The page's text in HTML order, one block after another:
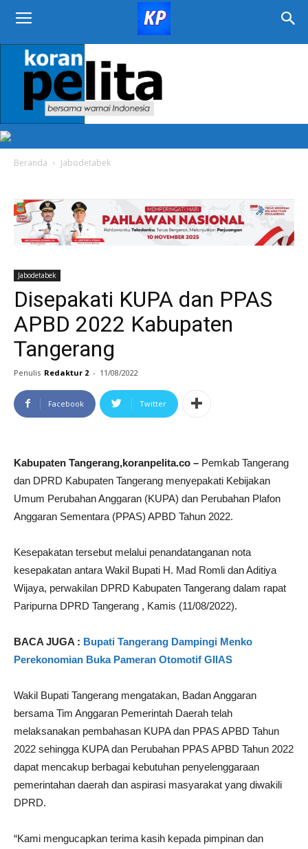
KORAN
PELITA
Beranda Jabodetabek
Jabodetabek
Disepakati KUPA dan PPAS
APBD 2022 Kabupaten
Tangerang
Penulis Redaktur 2 - 11/08/2022
Facebook Twitter
Kabupaten Tangerang,koranpelita.co – Pemkab Tangerang
dan DPRD Kabupaten Tangerang menyepakati Kebijakan
Umum Perubahan Anggaran (KUPA) dan Perubahan Plafon
Anggaran Sementara (PPAS) APBD Tahun 2022.
Kesepakatan tersebut melalui penandatanganan nota
kesepakatan antara Wakil Bupati H. Mad Romli dan Aditiya
Wijaya, perwakilan DPRD Kabupaten Tangerang dalam rapat
Paripurna DPRD Tangerang , Kamis (11/08/2022).
BACA JUGA : Bupati Tangerang Dampingi Menko
Perekonomian Buka Pameran Otomotif GIIAS
Wakil Bupati Tangerang mengatakan, Badan Anggaran
bersama Tim Anggaran Pemerintah Daerah telah
melaksanakan pembahasan KUPA dan PPAS APBD Tahun
2022 sehingga KUPA dan Perubahan PPAS APBD Tahun 2022
dapat mencakup berbagai kebutuhan penyelenggaraan
pemerintahan daerah dan aspirasi masyarakat yang diwakili
DPRD.
“Kami mengucapkan terima kasih kepada pimpinan dan